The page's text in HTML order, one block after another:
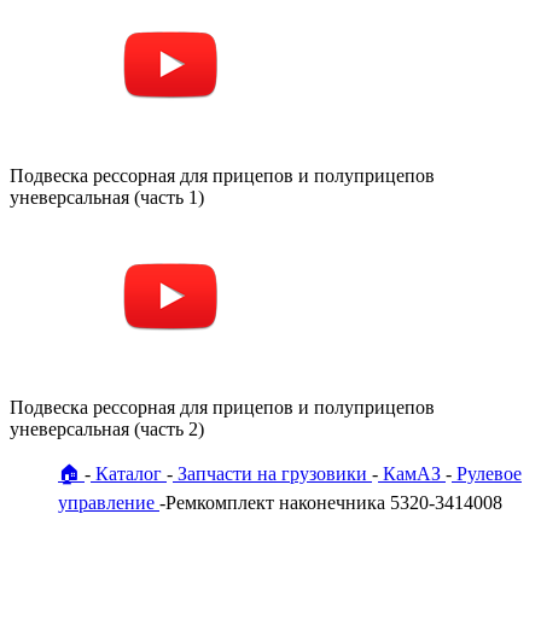
Подвеска рессорная для прицепов и полуприцепов
уневерсальная (часть 1)
Подвеска рессорная для прицепов и полуприцепов
уневерсальная (часть 2)
🏠 Каталог Запчасти на грузовики КамАЗ
Рулевое
управление Ремкомплект наконечника 5320-3414008